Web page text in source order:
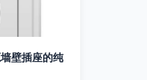
壁插座的纯